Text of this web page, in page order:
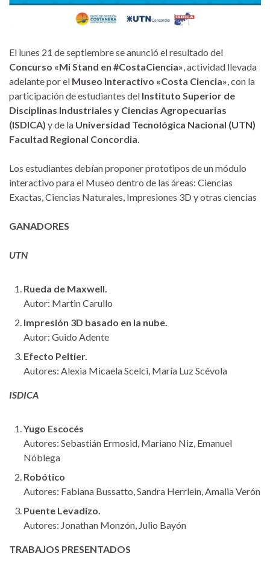
El lunes 21 de septiembre se anunció el resultado del
Concurso «Mi Stand en #CostaCiencia» , actividad llevada
adelante por el Museo Interactivo «Costa Ciencia» , con la
participación de estudiantes del Instituto Superior de
Disciplinas Industriales y Ciencias Agropecuarias
(ISDICA) y de la Universidad Tecnológica Nacional (UTN)
Facultad Regional Concordia
Los estudiantes debían proponer prototipos de un módulo
interactivo para el Museo dentro de las áreas: Ciencias
Exactas, Ciencias Naturales, Impresiones 3D y otras ciencias
GANADORES
UTN
Rueda de Maxwell.
Autor: Martin Carullo
Impresión 3D basado en la nube.
Autor: Guido Adente
Efecto Peltier.
Autores: Alexia Micaela Scelci, María Luz Scévola
ISDICA
Yugo Escocés
Autores: Sebastián Ermosid, Mariano Niz, Emanuel
Nóblega
Robótico
Autores: Fabiana Bussatto, Sandra Herrlein, Amalia Verón
Puente Levadizo.
Autores: Jonathan Monzón, Julio Bayón
TRABAJOS PRESENTADOS